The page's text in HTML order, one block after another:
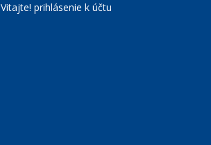
Vitajte! prihlásenie k účtu